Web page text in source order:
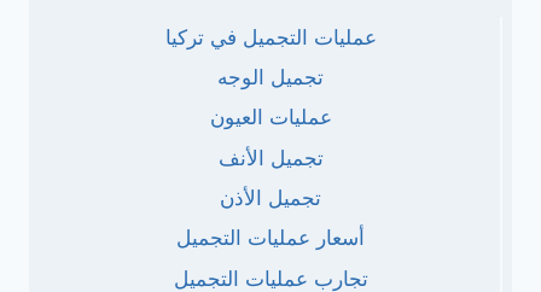
عمليات التجميل في تركيا
تجميل الوجه
عمليات العيون
تجميل الأنف
تجميل الأذن
أسعار عمليات التجميل
تجارب عمليات التجميل